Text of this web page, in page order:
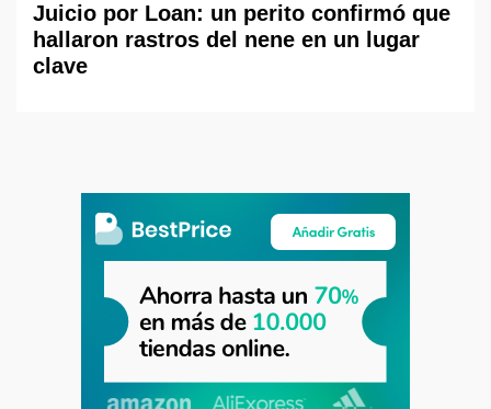
Juicio por Loan: un perito confirmó que
hallaron rastros del nene en un lugar
clave